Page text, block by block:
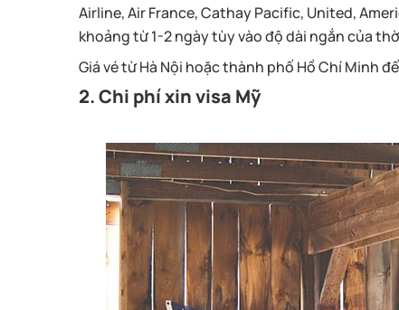
Airline, Air France, Cathay Pacific, United,
khoảng từ 1-2 ngày tùy vào độ dài ngắn của
Giá vé từ Hà Nội hoặc thành phố Hồ Chí Minh
2. Chi phí xin visa Mỹ